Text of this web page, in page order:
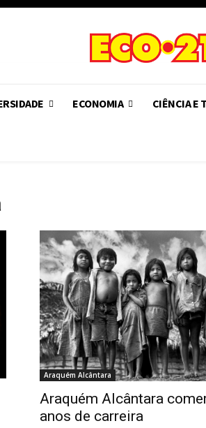
ECONOMIA CIÊNCIA E
Araquém Alcântara
Araquém Alcântara
anos de carreira